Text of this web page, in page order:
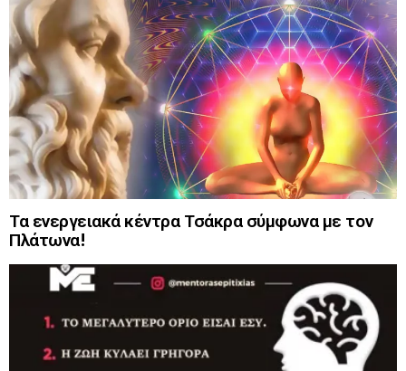
Τα ενεργειακά κέντρα Τσάκρα σύμφωνα με τον
Πλάτωνα!